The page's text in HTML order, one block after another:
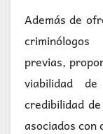
Además de
previas,
viabilidad
credibilidad
asociados